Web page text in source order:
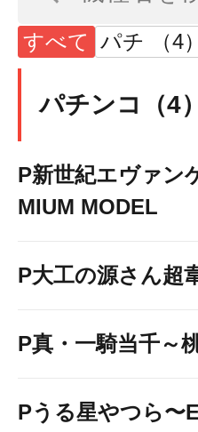
▽▼▽お
すべて パチ （4）
パチンコ（4）
P新世紀エヴァン
MIUM MODEL
P大工の源さん超
P真・一騎当千～
Pうる星やつら〜